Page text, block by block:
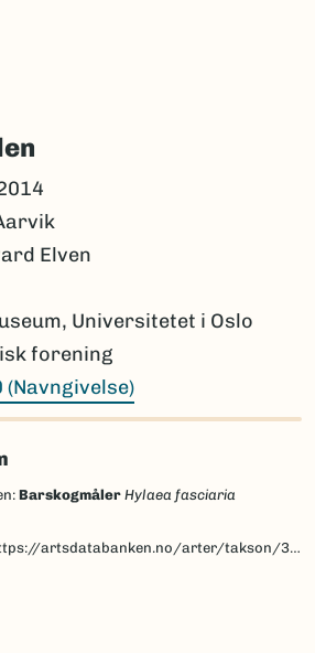
Elven
Universitetet i Oslo
forening
(Navngivelse)
Barskogmåler Hylaea fasciaria
artsdatabanken.no/arter/takson/30249/beskrivelse